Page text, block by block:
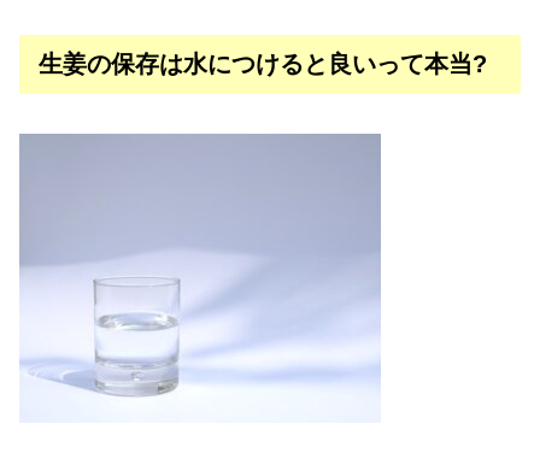
生姜の保存は水につけると良いって本当?